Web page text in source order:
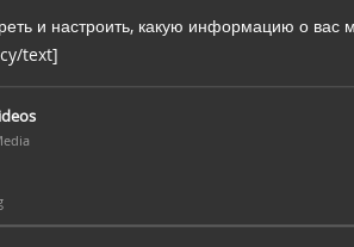
и настроить, какую информацию о вас
text]